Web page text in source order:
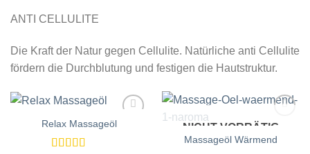
ANTI CELLULITE
Die Kraft der Natur gegen Cellulite. Natürliche anti Cellulite
fördern die Durchblutung und festigen die Hautstruktur.
Zur
Relax Massageöl
Zur
Wunschliste
hinzufügen
NICHT VORRÄTIG
Massageöl Wärmend